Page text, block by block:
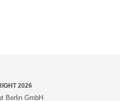
2026
Berlin GmbH